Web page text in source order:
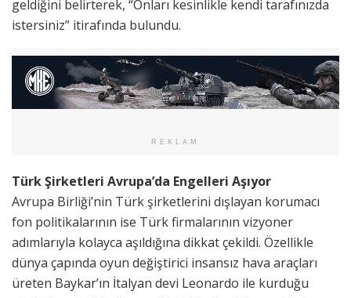
geldiğini belirterek, “Onları kesinlikle kendi tarafınızda
istersiniz” itirafında bulundu.
REKLAM
Türk Şirketleri Avrupa’da Engelleri Aşıyor
Avrupa Birliği’nin Türk şirketlerini dışlayan korumacı
fon politikalarının ise Türk firmalarının vizyoner
adımlarıyla kolayca aşıldığına dikkat çekildi. Özellikle
dünya çapında oyun değiştirici insansız hava araçları
üreten Baykar’ın İtalyan devi Leonardo ile kurduğu